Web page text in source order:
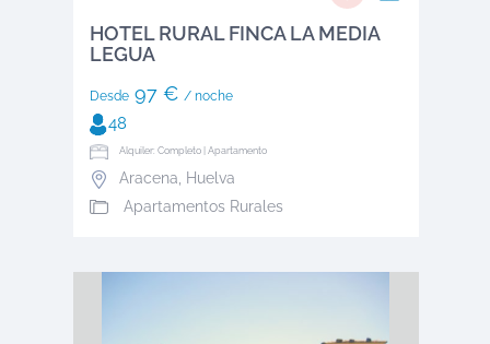
HOTEL RURAL FINCA LA MEDIA
LEGUA
Desde97 € / noche
48
Alquiler: Completo | Apartamento
Aracena, Huelva
Apartamentos Rurales